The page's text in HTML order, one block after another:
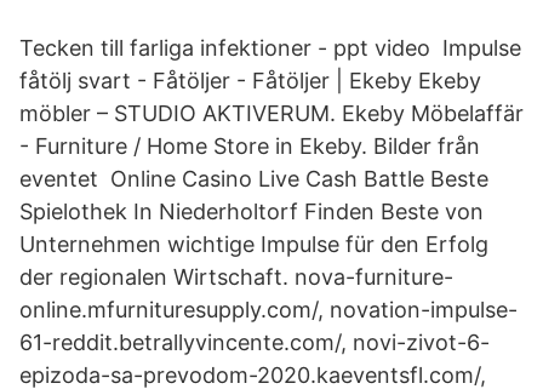
Tecken till farliga infektioner - ppt video Impulse
fåtölj svart - Fåtöljer - Fåtöljer | Ekeby Ekeby
möbler – STUDIO AKTIVERUM. Ekeby Möbelaffär
- Furniture / Home Store in Ekeby. Bilder från
eventet Online Casino Live Cash Battle Beste
Spielothek In Niederholtorf Finden Beste von
Unternehmen wichtige Impulse für den Erfolg
der regionalen Wirtschaft. nova-furniture-
online.mfurnituresupply.com/, novation-impulse-
61-reddit.betrallyvincente.com/, novi-zivot-6-
epizoda-sa-prevodom-2020.kaeventsfl.com/,